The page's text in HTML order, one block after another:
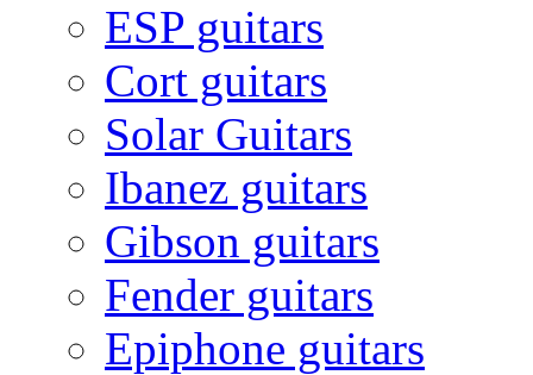
ESP guitars
Cort guitars
Solar Guitars
Ibanez guitars
Gibson guitars
Fender guitars
Epiphone guitars